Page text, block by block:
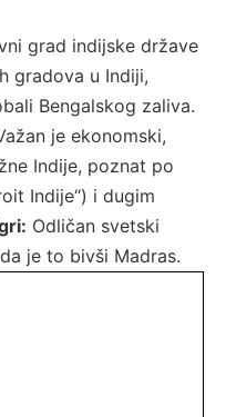
grad indijske države
gradova u Indiji,
Bengalskog zaliva.
je ekonomski,
Indije, poznat po
Indije“) i dugim
Odličan svetski
je to bivši Madras.